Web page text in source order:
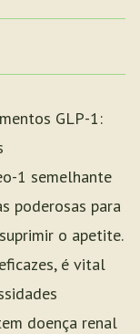
GLP-1:
1 semelhante
poderosas para
o apetite.
é vital
doença renal